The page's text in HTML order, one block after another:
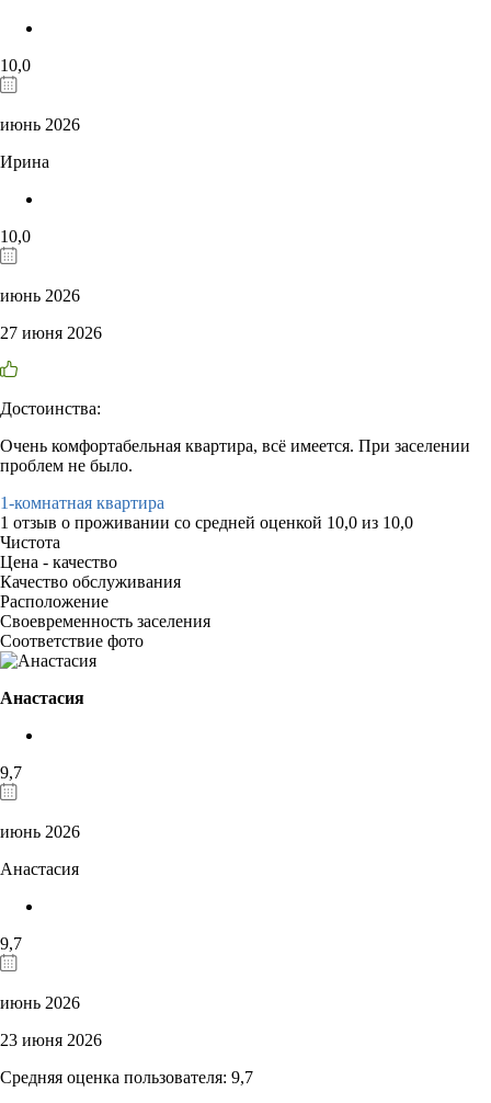
10,0
июнь 2026
Ирина
10,0
июнь 2026
27 июня 2026
Достоинства:
Очень комфортабельная квартира, всё имеется. При заселении
проблем не было.
1-комнатная квартира
1 отзыв о проживании со средней оценкой 10,0 из 10,0
Чистота
Цена - качество
Качество обслуживания
Расположение
Своевременность заселения
Соответствие фото
Анастасия
9,7
июнь 2026
Анастасия
9,7
июнь 2026
23 июня 2026
Средняя оценка пользователя: 9,7